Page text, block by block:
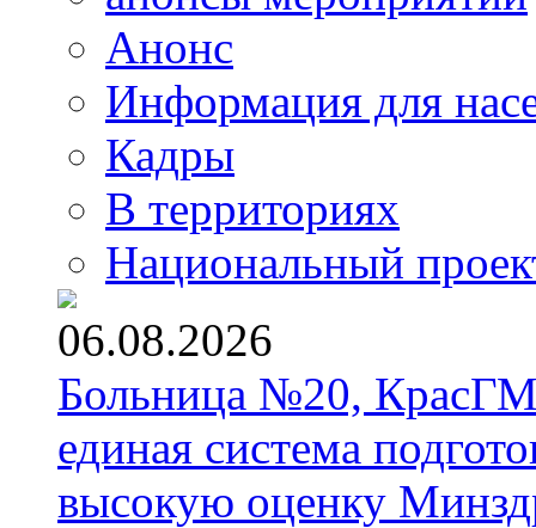
Анонс
Информация для
Кадры
В территориях
Национальный
06.08.2026
Больница №20,
единая система
высокую оценку